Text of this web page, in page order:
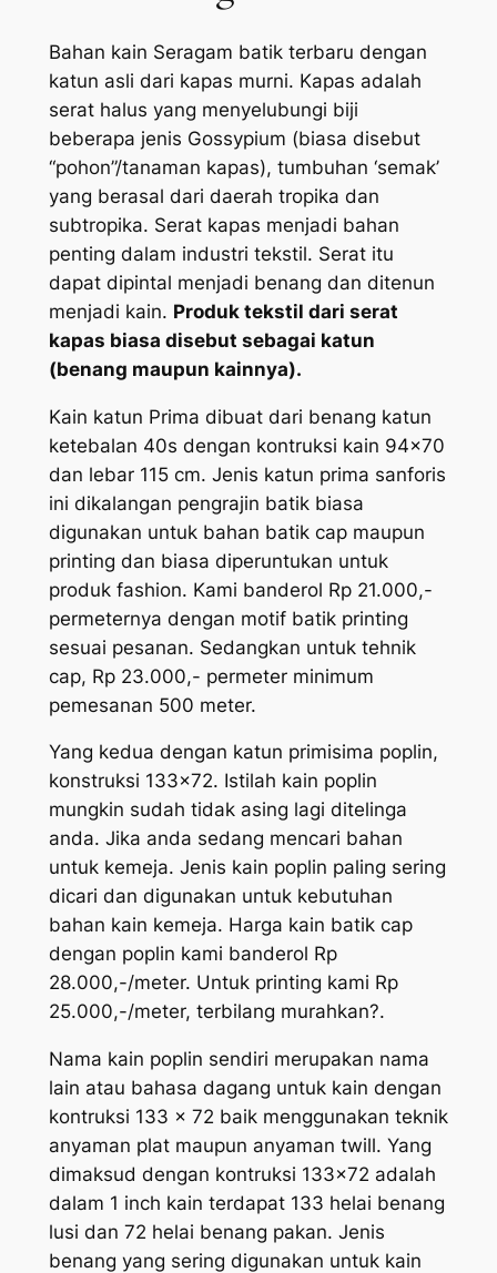
Bahan kain Seragam batik terbaru dengan
katun asli dari kapas murni. Kapas adalah
serat halus yang menyelubungi biji
beberapa jenis Gossypium (biasa disebut
“pohon”/tanaman kapas), tumbuhan ‘semak’
yang berasal dari daerah tropika dan
subtropika. Serat kapas menjadi bahan
penting dalam industri tekstil. Serat itu
dapat dipintal menjadi benang dan ditenun
menjadi kain. Produk tekstil dari serat
kapas biasa disebut sebagai katun
(benang maupun kainnya).
Kain katun Prima dibuat dari benang katun
ketebalan 40s dengan kontruksi kain 94×70
dan lebar 115 cm. Jenis katun prima sanforis
ini dikalangan pengrajin batik biasa
digunakan untuk bahan batik cap maupun
printing dan biasa diperuntukan untuk
produk fashion. Kami banderol Rp 21.000,-
permeternya dengan motif batik printing
sesuai pesanan. Sedangkan untuk tehnik
cap, Rp 23.000,- permeter minimum
pemesanan 500 meter.
Yang kedua dengan katun primisima poplin,
konstruksi 133×72. Istilah kain poplin
mungkin sudah tidak asing lagi ditelinga
anda. Jika anda sedang mencari bahan
untuk kemeja. Jenis kain poplin paling sering
dicari dan digunakan untuk kebutuhan
bahan kain kemeja. Harga kain batik cap
dengan poplin kami banderol Rp
28.000,-/meter. Untuk printing kami Rp
25.000,-/meter, terbilang murahkan?.
Nama kain poplin sendiri merupakan nama
lain atau bahasa dagang untuk kain dengan
kontruksi 133 x 72 baik menggunakan teknik
anyaman plat maupun anyaman twill. Yang
dimaksud dengan kontruksi 133×72 adalah
dalam 1 inch kain terdapat 133 helai benang
lusi dan 72 helai benang pakan. Jenis
benang yang sering digunakan untuk kain